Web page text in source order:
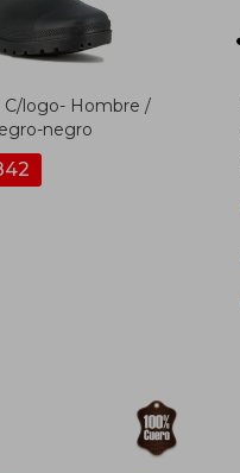
logo- Hombre /
negro